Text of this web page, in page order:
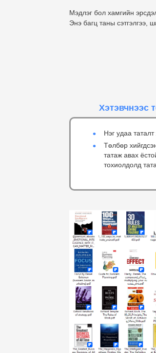
Мэдлэг бол хамгийн
Энэ багц таны сэтгэлгээ,
Хэтэвчнээс
Нэг удаа
Төлбөр
татаж авах
тохиолдолд